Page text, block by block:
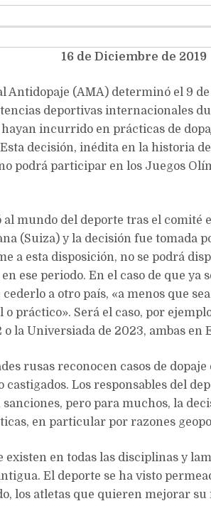
16 de Diciembre de 2019
Antidopaje (AMA) determinó el 9
deportivas internacionales
incurrido en prácticas de
decisión, inédita en la historia
podrá participar en los Juegos
mundo del deporte tras el comité
(Suiza) y la decisión fue tomada
a esta disposición, no se podrá
ese periodo. En el caso de que ya
a otro país, «a menos que
o práctico». Será el caso, por
la Universiada de 2023, ambas en
rusas reconocen casos de dopaje
Los responsables del
pero para muchos, la
en particular por razones
existen en todas las disciplinas y
El deporte se ha visto
los atletas que quieren mejorar